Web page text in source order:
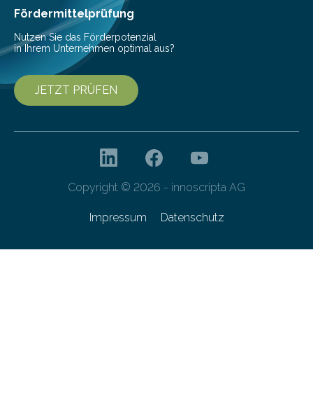
Fördermittelprüfung
Nutzen Sie das Förderpotenzial
in Ihrem Unternehmen optimal aus?
JETZT PRÜFEN
Copyright © 2026 - innoscripta AG
Impressum Datenschutz